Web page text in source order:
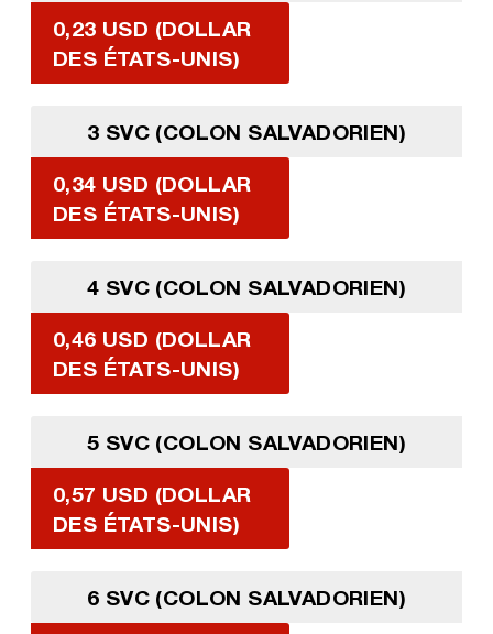
0,23 USD (DOLLAR
DES ÉTATS-UNIS)
3 SVC (COLON SALVADORIEN)
0,34 USD (DOLLAR
DES ÉTATS-UNIS)
4 SVC (COLON SALVADORIEN)
0,46 USD (DOLLAR
DES ÉTATS-UNIS)
5 SVC (COLON SALVADORIEN)
0,57 USD (DOLLAR
DES ÉTATS-UNIS)
6 SVC (COLON SALVADORIEN)